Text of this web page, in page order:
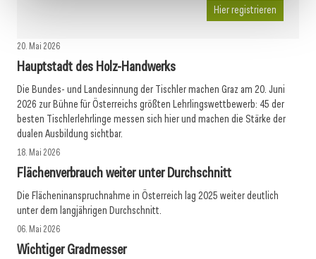
Hier registrieren
20. Mai 2026
Hauptstadt des Holz-Handwerks
Die Bundes- und Landesinnung der Tischler machen Graz am 20. Juni
2026 zur Bühne für Österreichs größten Lehrlingswettbewerb: 45 der
besten Tischlerlehrlinge messen sich hier und machen die Stärke der
dualen Ausbildung sichtbar.
18. Mai 2026
Flächenverbrauch weiter unter Durchschnitt
Die Flächeninanspruchnahme in Österreich lag 2025 weiter deutlich
unter dem langjährigen Durchschnitt.
06. Mai 2026
Wichtiger Gradmesser